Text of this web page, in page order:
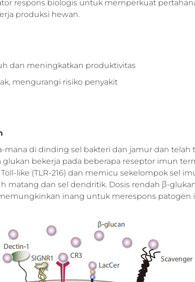
respons biologis untuk memperkuat
produksi hewan.
dan meningkatkan produktivitas
mengurangi risiko penyakit
mana di dinding sel bakteri dan jamur dan telah
bekerja pada beberapa reseptor imun
like (TLR-216) dan memicu sekelompok sel
matang dan sel dendritik. Dosis rendah β-
inang untuk merespons patogen